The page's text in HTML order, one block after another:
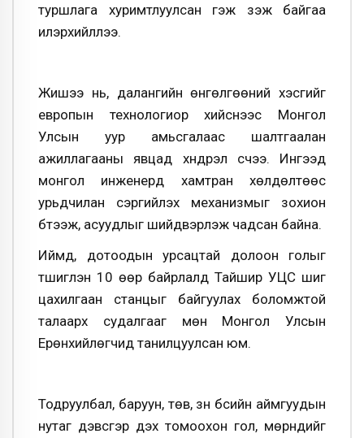
туршлага хуримтлуулсан гэж үзэж байгаа
илэрхийллээ.
Жишээ нь, далангийн өнгөлгөөний хэсгийг
европын технологиор хийснээс Монгол
Улсын уур амьсгалаас шалтгаалан
ажиллагааны явцад хүндрэл үүсчээ. Ингээд
монгол инженерүүд хамтран хөлдөлтөөс
урьдчилан сэргийлэх механизмыг зохион
бүтээж, асуудлыг шийдвэрлэж чадсан байна.
Иймд, дотоодын урсацтай долоон голыг
түшиглэн 10 өөр байрлалд Тайшир УЦС шиг
цахилгаан станцыг байгуулах боломжтой
талаарх судалгааг мөн Монгол Улсын
Ерөнхийлөгчид танилцуулсан юм.
Тодруулбал, баруун, төв, зүүн бүсийн аймгуудын
нутаг дэвсгэр дэх томоохон гол, мөрнүүдийг